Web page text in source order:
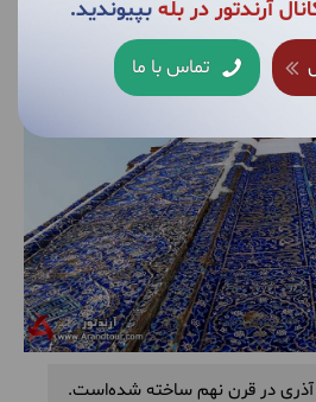
آرندتور در بله بپیوندید.
تماس با ما
بین میدان شهید بهشتی تا
قرار دارد.
در قرن نهم ساخته شده‌است.